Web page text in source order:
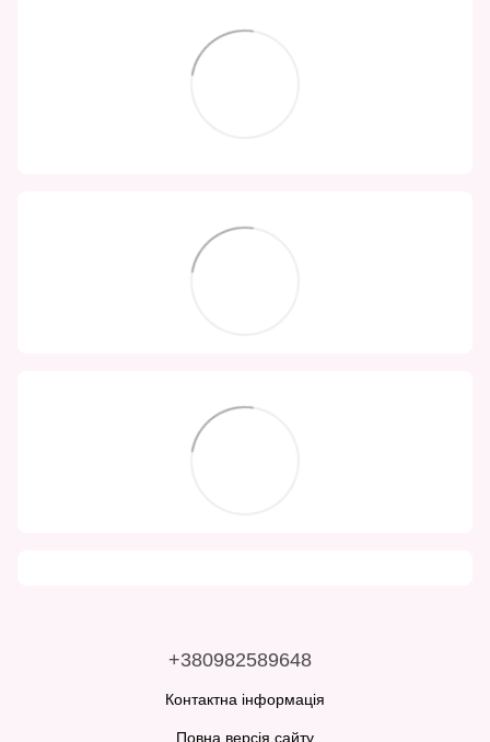
+380982589648
Контактна інформація
Повна версія сайту